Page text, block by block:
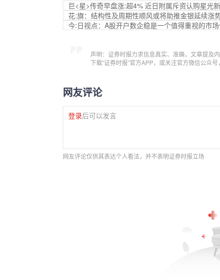
巨<星>传奇早盘涨:超4% 近日附属斥资认购星光
花:旗：结构性及周期性顺风或将助推金银延续涨
今:日视点：A股开户数企稳是一个值得重视的市
声明：证券时报力求信息真实、准确，文章提及
下载“证券时报”官方APP，或关注官方微信公众
网友评论
登录后可以发言
网友评论仅供其表达个人看法，并不表明证券时报立场